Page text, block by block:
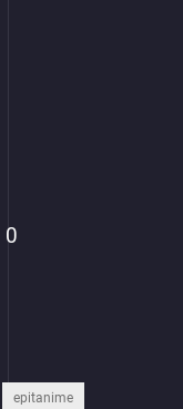
0
epitanime